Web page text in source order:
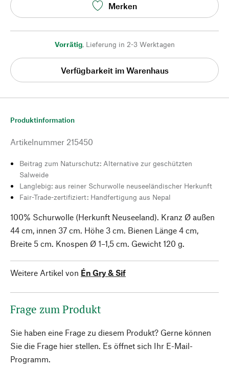
Merken
Vorrätig, Lieferung in 2-3 Werktagen
Verfügbarkeit im Warenhaus
Produktinformation
Artikelnummer 215450
Beitrag zum Naturschutz: Alternative zur geschützten
Salweide
Langlebig: aus reiner Schurwolle neuseeländischer Herkunft
Fair-Trade-zertifiziert: Handfertigung aus Nepal
100% Schurwolle (Herkunft Neuseeland). Kranz Ø außen
44 cm, innen 37 cm. Höhe 3 cm. Bienen Länge 4 cm,
Breite 5 cm. Knospen Ø 1–1,5 cm. Gewicht 120 g.
Weitere Artikel von Én Gry & Sif
Frage zum Produkt
Sie haben eine Frage zu diesem Produkt? Gerne können
Sie die Frage hier stellen. Es öffnet sich Ihr E-Mail-
Programm.